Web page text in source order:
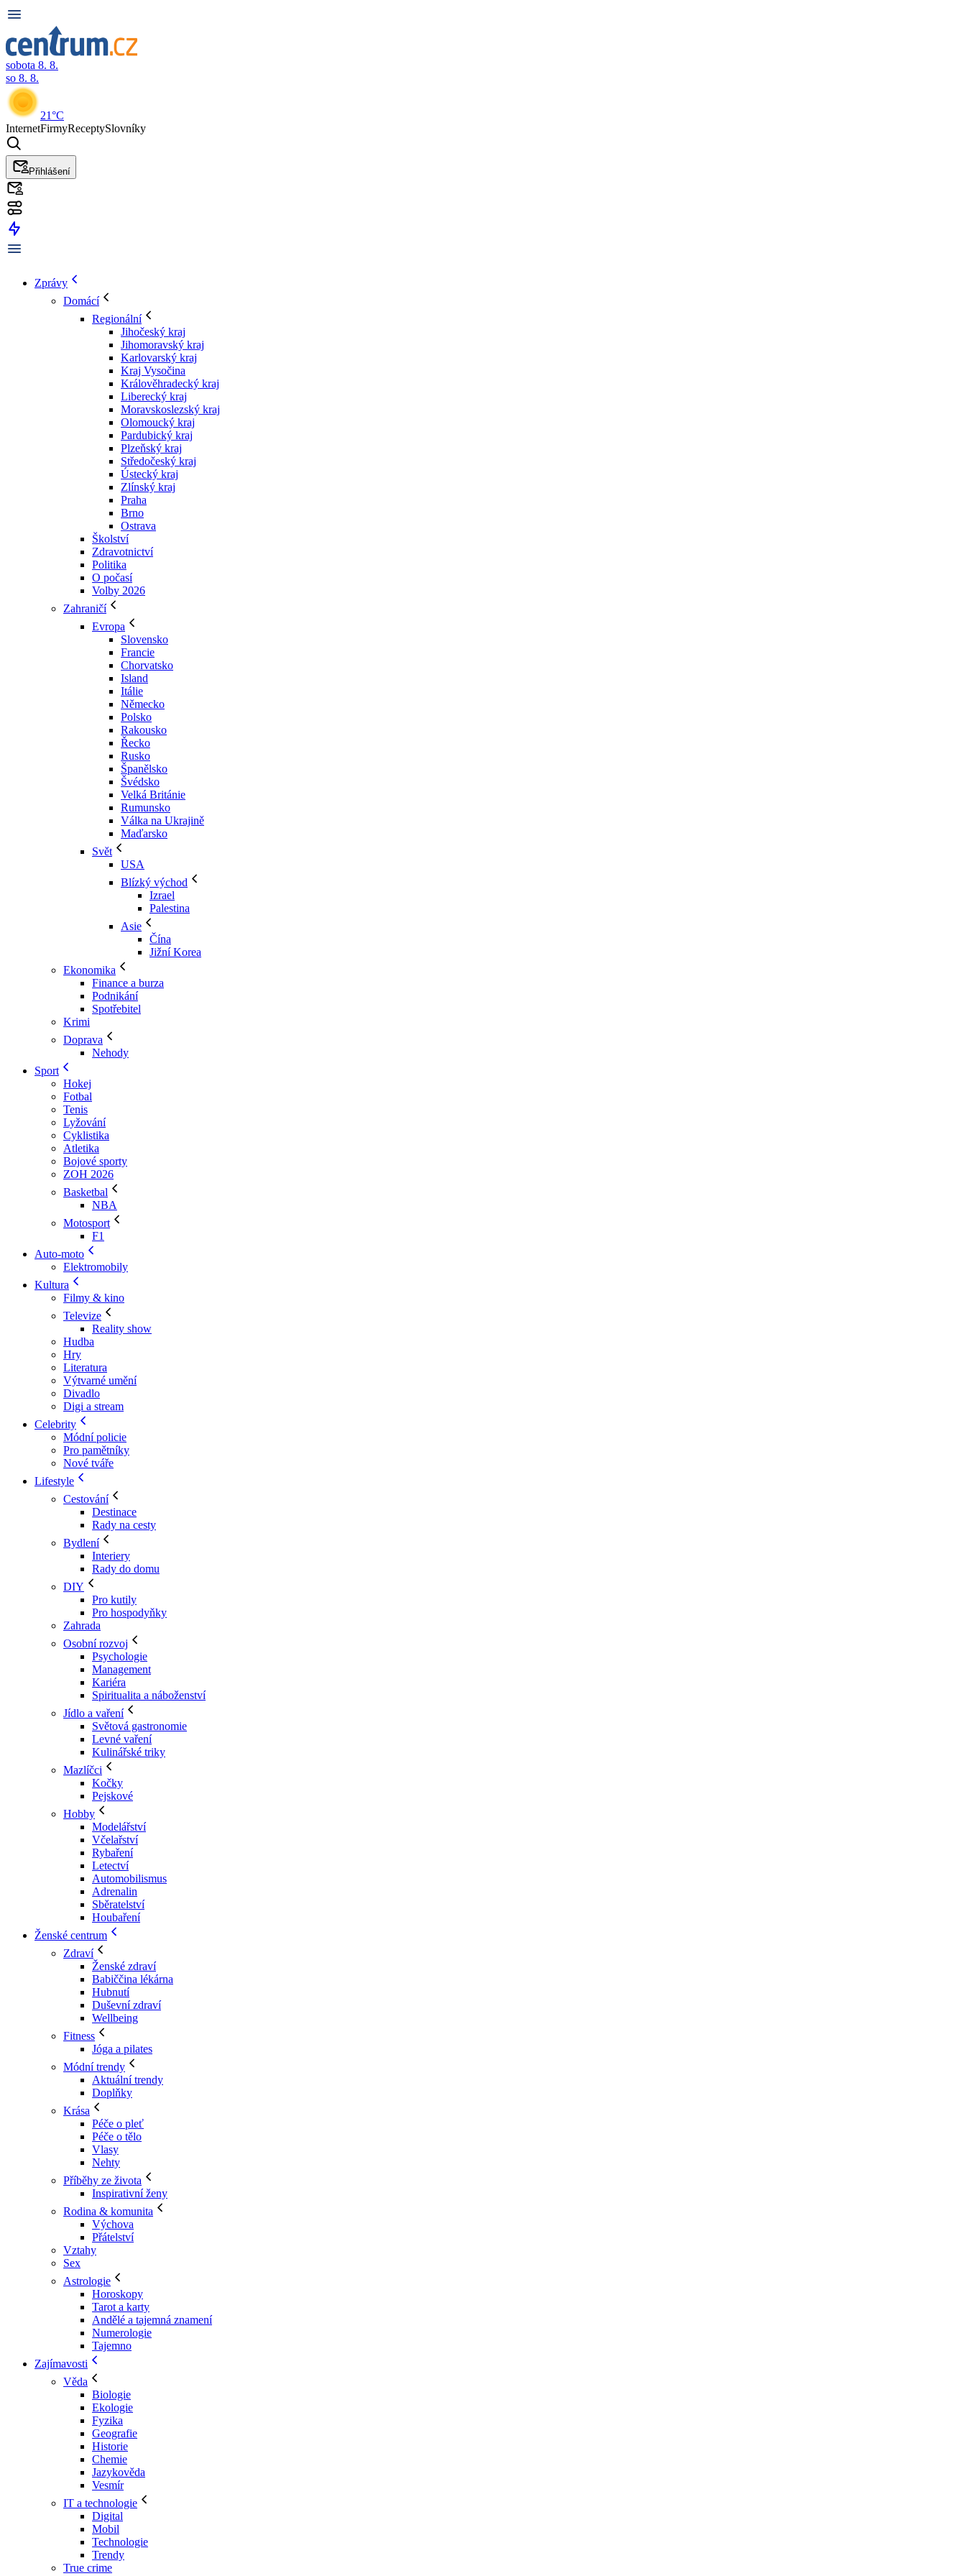
sobota 8. 8.
so 8. 8.
21°C
InternetFirmyReceptySlovníky
Přihlášení
Zprávy
Domácí
Regionální
Jihočeský kraj
Jihomoravský kraj
Karlovarský kraj
Kraj Vysočina
Králověhradecký kraj
Liberecký kraj
Moravskoslezský kraj
Olomoucký kraj
Pardubický kraj
Plzeňský kraj
Středočeský kraj
Ústecký kraj
Zlínský kraj
Praha
Brno
Ostrava
Školství
Zdravotnictví
Politika
O počasí
Volby 2026
Zahraničí
Evropa
Slovensko
Francie
Chorvatsko
Island
Itálie
Německo
Polsko
Rakousko
Řecko
Rusko
Španělsko
Švédsko
Velká Británie
Rumunsko
Válka na Ukrajině
Maďarsko
Svět
USA
Blízký východ
Izrael
Palestina
Asie
Čína
Jižní Korea
Ekonomika
Finance a burza
Podnikání
Spotřebitel
Krimi
Doprava
Nehody
Sport
Hokej
Fotbal
Tenis
Lyžování
Cyklistika
Atletika
Bojové sporty
ZOH 2026
Basketbal
NBA
Motosport
F1
Auto-moto
Elektromobily
Kultura
Filmy & kino
Televize
Reality show
Hudba
Hry
Literatura
Výtvarné umění
Divadlo
Digi a stream
Celebrity
Módní policie
Pro pamětníky
Nové tváře
Lifestyle
Cestování
Destinace
Rady na cesty
Bydlení
Interiery
Rady do domu
DIY
Pro kutily
Pro hospodyňky
Zahrada
Osobní rozvoj
Psychologie
Management
Kariéra
Spiritualita a náboženství
Jídlo a vaření
Světová gastronomie
Levné vaření
Kulinářské triky
Mazlíčci
Kočky
Pejskové
Hobby
Modelářství
Včelařství
Rybaření
Letectví
Automobilismus
Adrenalin
Sběratelství
Houbaření
Ženské centrum
Zdraví
Ženské zdraví
Babiččina lékárna
Hubnutí
Duševní zdraví
Wellbeing
Fitness
Jóga a pilates
Módní trendy
Aktuální trendy
Doplňky
Krása
Péče o pleť
Péče o tělo
Vlasy
Nehty
Příběhy ze života
Inspirativní ženy
Rodina & komunita
Výchova
Přátelství
Vztahy
Sex
Astrologie
Horoskopy
Tarot a karty
Andělé a tajemná znamení
Numerologie
Tajemno
Zajímavosti
Věda
Biologie
Ekologie
Fyzika
Geografie
Historie
Chemie
Jazykověda
Vesmír
IT a technologie
Digital
Mobil
Technologie
Trendy
True crime